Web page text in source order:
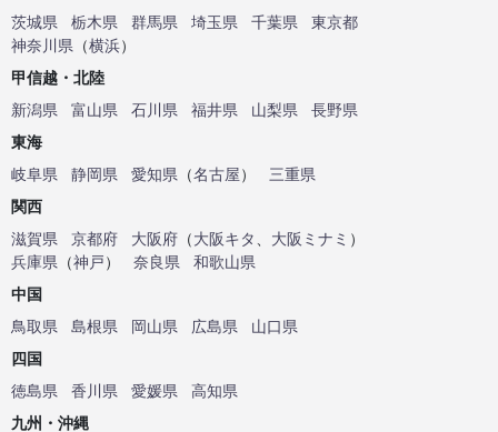
茨城県
栃木県 群馬県 埼玉県 千葉県
東京都
神奈川県 （横浜）
甲信越・北陸
新潟県
富山県 石川県 福井県 山梨県
長野県
東海
岐阜県
静岡県 愛知県 （名古屋）
三重県
関西
滋賀県
京都府 大阪府 （大阪キタ 大阪ミナミ ）
兵庫県 （神戸） 奈良県
和歌山県
中国
鳥取県
島根県 岡山県 広島県
山口県
四国
徳島県
香川県 愛媛県
高知県
九州・沖縄